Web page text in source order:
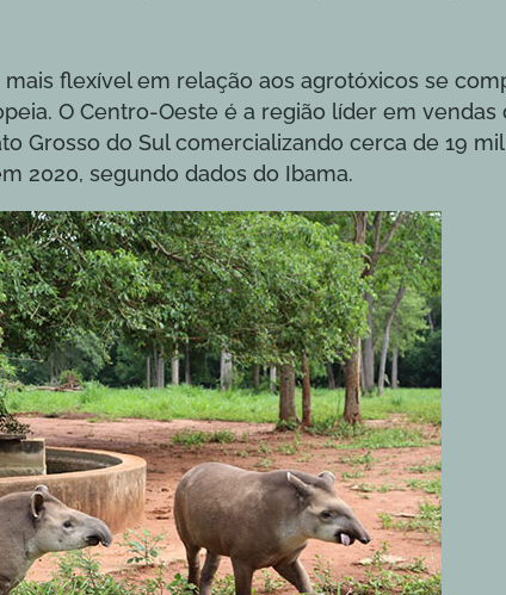
flexível em relação aos agrotóxicos se
O Centro-Oeste é a região líder em vendas
Grosso do Sul comercializando cerca de 19 mil
2020, segundo dados do Ibama.